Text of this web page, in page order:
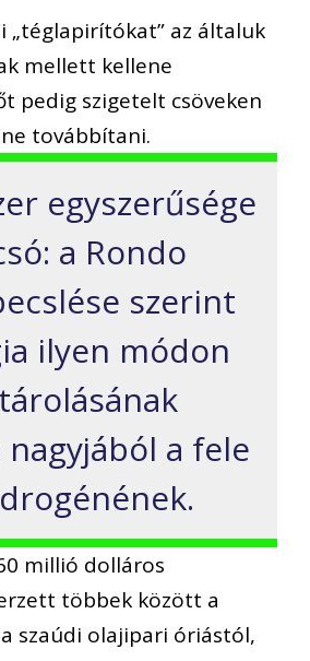
„téglapirítókat” az általuk
mellett kellene
pedig szigetelt csöveken
továbbítani.
egyszerűsége
a Rondo
szerint
ilyen módon
a fele
millió dolláros
többek között a
szaúdi olajipari óriástól,